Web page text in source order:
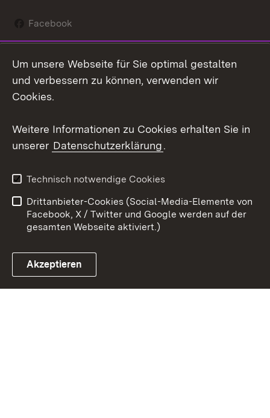
Facebook
Social Wall
Youtube
Link zum Landesportal
Kontakt
Datenschutz
Barrierefreiheit
Impressum Cookies
Um unsere Webseite für Sie optimal gestalten
und verbessern zu können, verwenden wir
Cookies.
Weitere Informationen zu Cookies erhalten Sie in
unserer Datenschutzerklärung.
Technisch notwendige Cookies
Drittanbieter-Cookies (Social-Media-Elemente von
Facebook, X / Twitter und Google werden auf der
gesamten Webseite aktiviert.)
Akzeptieren